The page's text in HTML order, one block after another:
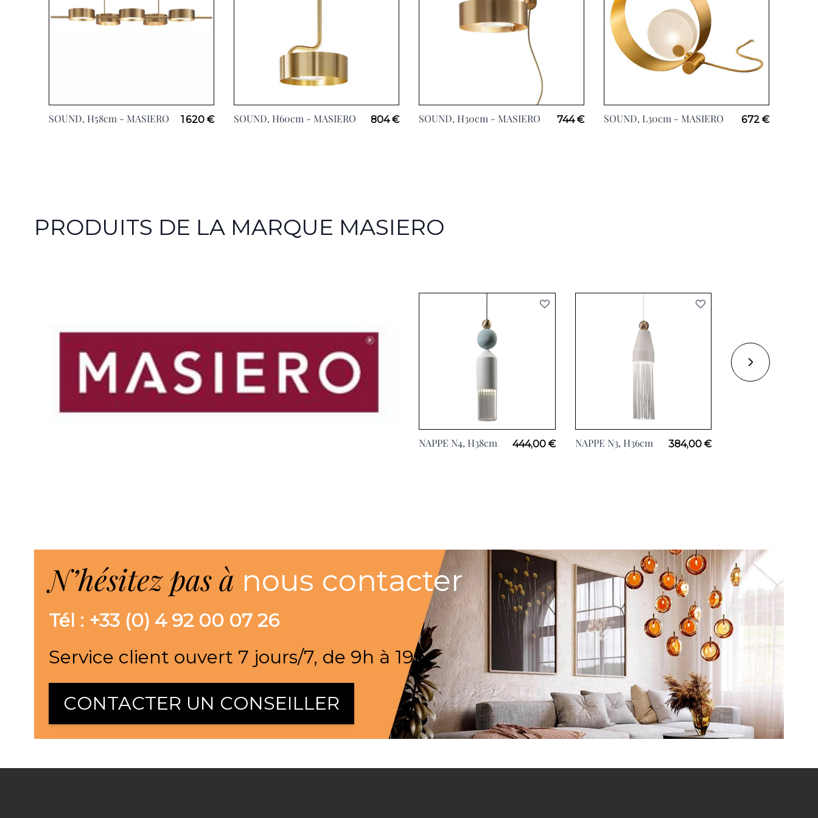
SOUND, H58cm - MASIERO 1 620 € SOUND, H60cm - MASIERO 804 € SOUND, H30cm - MASIERO 744 € SOUND, L30cm - MASIERO 672 €
PRODUITS DE LA MARQUE MASIERO
NAPPE N4, H38cm 444,00 € NAPPE N3, H36cm 384,00 €
N’hésitez pas à nous contacter
Tél : +33 (0) 4 92 00 07 26
Service client ouvert 7 jours/7, de 9h à 19h
CONTACTER UN CONSEILLER